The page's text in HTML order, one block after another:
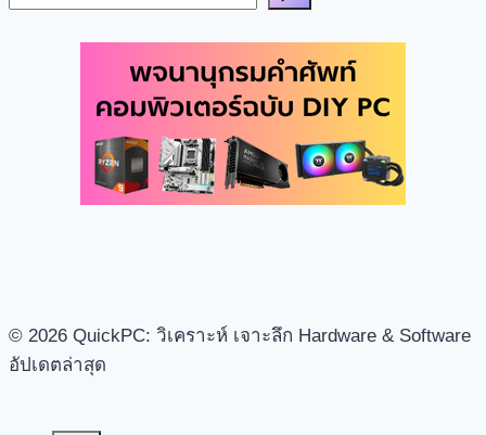
© 2026 QuickPC: วิเคราะห์ เจาะลึก Hardware & Software
อัปเดตล่าสุด